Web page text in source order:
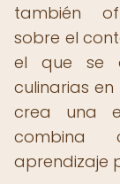
también
sobre el
el que se
culinarias
crea una
combina
aprendizaje